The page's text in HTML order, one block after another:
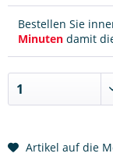
Bestellen Sie
Minuten damit
Artikel auf die